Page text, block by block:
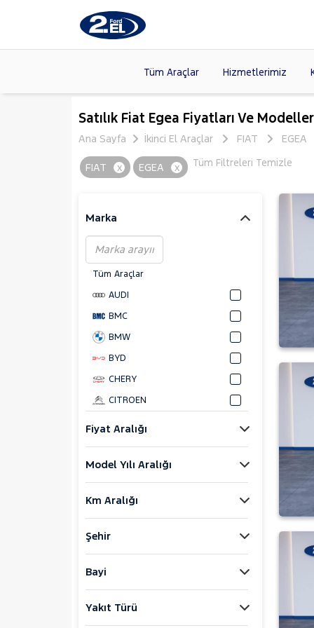
Tüm Araçlar Hizmetlerimiz
Markalar >
Modeller >
Kasalar
FORD
HYUNDAI
SKODA
Satılık Fiat Egea Fiyatları Ve
Ana Sayfa
İkinci El Araçlar FIAT EGEA
Tüm Filtreleri Temizle
FIAT x EGEA x
Marka
Tüm Araçlar
AUDI
BMC
BMW
BYD
CHERY
CITROEN
DAIHATSU
FIAT
DOBLO
1.3 MULTIJET EASY
1.4 FIRE EASY
Fiyat Aralığı
Model Yılı Aralığı
Km Aralığı
Şehir
Bayi
Yakıt Türü